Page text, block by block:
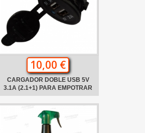
10,00 €
CARGADOR DOBLE USB 5V
3.1A (2.1+1) PARA EMPOTRAR